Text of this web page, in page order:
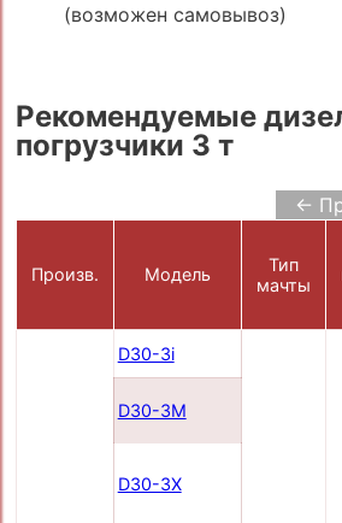
(возможен самовывоз)
Рекомендуемые
погрузчики 3 т
←
Произв. Модель
Тип
мачты
D30-3i
D30-3M
D30-3X